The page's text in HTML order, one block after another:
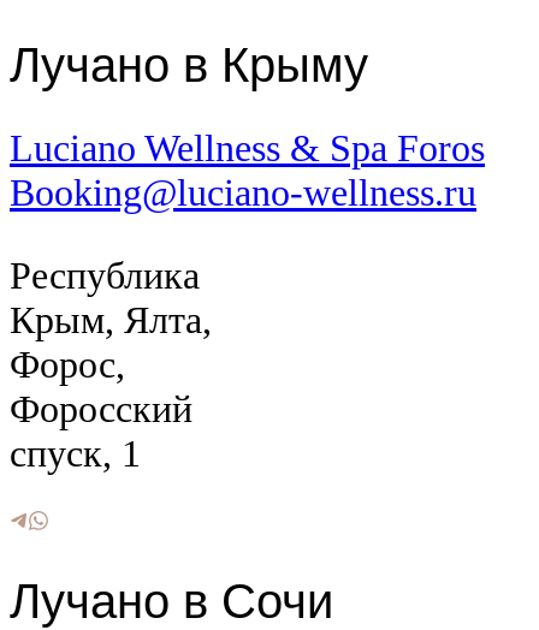
Лучано в Крыму
Luciano Wellness & Spa Foros
Booking@luciano-wellness.ru
Республика
Крым, Ялта,
Форос,
Форосский
спуск, 1
Лучано в Сочи